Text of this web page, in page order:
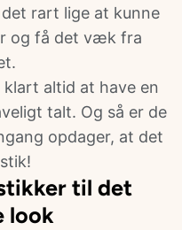
rart lige at kunne
og få det væk fra
altid at have en
talt. Og så er de
opdager, at det
til det
look